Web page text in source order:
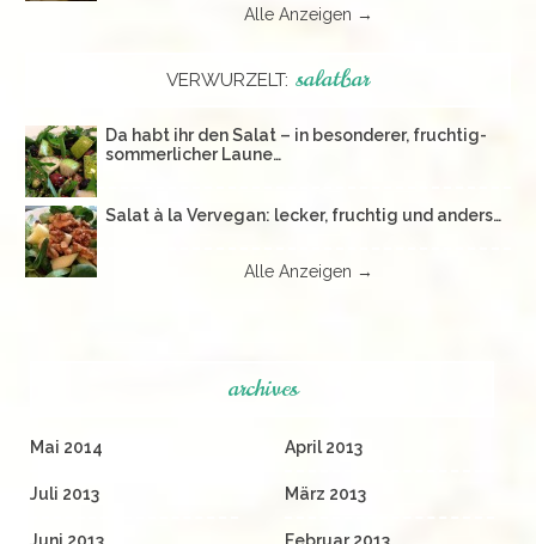
Alle Anzeigen →
VERWURZELT: salatbar
Da habt ihr den Salat – in besonderer, fruchtig-
sommerlicher Laune…
Salat à la Vervegan: lecker, fruchtig und anders…
Alle Anzeigen →
archives
Mai 2014
Juli 2013
April 2013
März 2013